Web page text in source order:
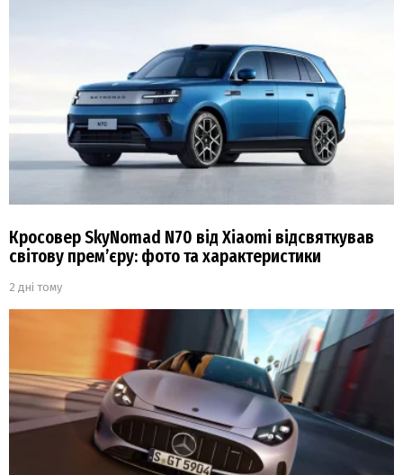
Кросовер SkyNomad N70 від Xiaomi відсвяткував
світову прем’єру: фото та характеристики
2 дні тому